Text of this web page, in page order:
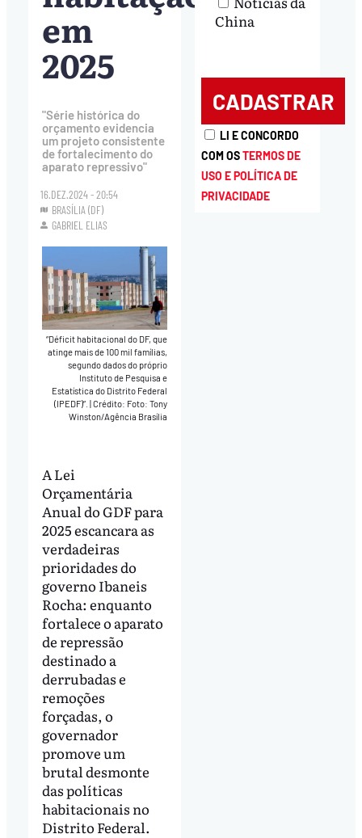
em
2025
"Série histórica do
orçamento evidencia
um projeto consistente
de fortalecimento do
aparato repressivo"
16.DEZ.2024 - 20:54
BRASÍLIA (DF)
GABRIEL ELIAS
“Déficit habitacional do DF, que
atinge mais de 100 mil famílias,
segundo dados do próprio
Instituto de Pesquisa e
Estatística do Distrito Federal
(IPEDF)”.
Crédito: Foto: Tony
Winston/Agência Brasília
A Lei
Orçamentária
Anual do GDF para
2025 escancara as
verdadeiras
prioridades do
governo Ibaneis
Rocha: enquanto
fortalece o aparato
de repressão
destinado a
derrubadas e
remoções
forçadas, o
governador
promove um
brutal desmonte
das políticas
habitacionais no
Distrito Federal.
China
LI E CONCORDO
COM OSTERMOS DE
USO E POLÍTICA DE
PRIVACIDADE